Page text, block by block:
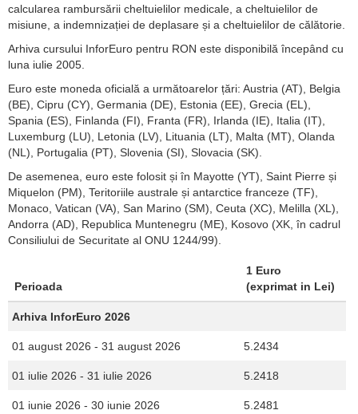
calcularea rambursării cheltuielilor medicale, a cheltuielilor de
misiune, a indemnizației de deplasare și a cheltuielilor de călătorie.
Arhiva cursului InforEuro pentru RON este disponibilă începând cu
luna iulie 2005.
Euro este moneda oficială a următoarelor țări: Austria (AT), Belgia
(BE), Cipru (CY), Germania (DE), Estonia (EE), Grecia (EL),
Spania (ES), Finlanda (FI), Franta (FR), Irlanda (IE), Italia (IT),
Luxemburg (LU), Letonia (LV), Lituania (LT), Malta (MT), Olanda
(NL), Portugalia (PT), Slovenia (SI), Slovacia (SK).
De asemenea, euro este folosit și în Mayotte (YT), Saint Pierre și
Miquelon (PM), Teritoriile australe și antarctice franceze (TF),
Monaco, Vatican (VA), San Marino (SM), Ceuta (XC), Melilla (XL),
Andorra (AD), Republica Muntenegru (ME), Kosovo (XK, în cadrul
Consiliului de Securitate al ONU 1244/99).
Perioada
1 Euro
(exprimat in Lei)
Arhiva InforEuro 2026
01 august 2026 - 31 august 2026 5.2434
01 iulie 2026 - 31 iulie 2026 5.2418
01 iunie 2026 - 30 iunie 2026 5.2481